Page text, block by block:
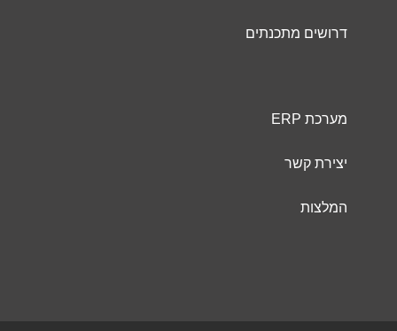
דרושים מתכנתים
מערכת ERP
יצירת קשר
המלצות